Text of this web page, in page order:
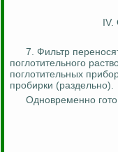
IV.
7. Фильтр
поглотительного
поглотительных
пробирки (раздельно).
Одновременно